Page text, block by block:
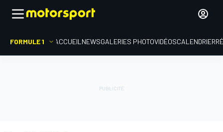
FORMULE 1 ACCUEIL NEWSGALERIES PHOTOVIDÉOSCALENDRIER